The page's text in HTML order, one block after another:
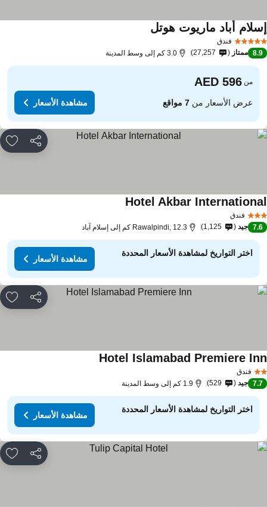
فندق
أباد ماريوت هوتلمشاهدة الأسعار
8.9 ممتاز 27,257 3.0 كم إلى وسط المدينة
من
عرض الأسعار من7 مواقع مشاهدة الأسعار
مشاركة
فندق
Hotel Akbarمشاهدة الأسعار
7.6 جيد 1,125 Rawalpindi, 12.3 كم إلى إسلام آباد
اختر التواريخ لمشاهدة الأسعار المحددة
مشاهدة الأسعار
مشاركة
فندق
Hotel Islamabad Premiereمشاهدة الأسعار
7.7 جيد 529 1.9 كم إلى وسط المدينة
اختر التواريخ لمشاهدة الأسعار المحددة
مشاهدة الأسعار
مشاركة